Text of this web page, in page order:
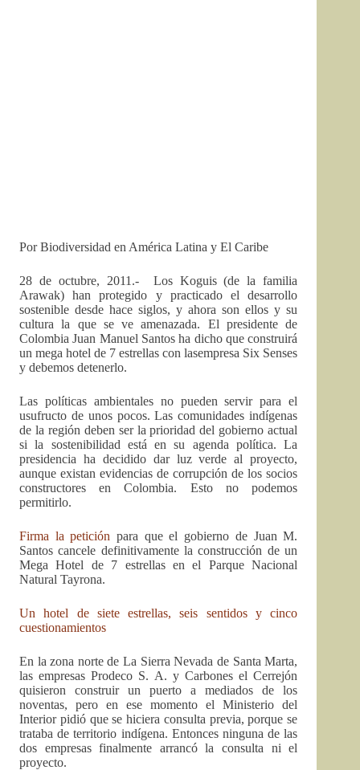
Por Biodiversidad en América Latina y El Caribe
28 de octubre, 2011.-
Los Koguis (de la familia
Arawak) han protegido y practicado el desarrollo
sostenible desde hace siglos, y ahora son ellos y su
cultura la que se ve amenazada. El presidente de
Colombia Juan Manuel Santos ha dicho que construirá
un mega hotel de 7 estrellas con lasempresa Six Senses
y debemos detenerlo.
Las políticas ambientales no pueden servir para el
usufructo de unos pocos. Las comunidades indígenas
de la región deben ser la prioridad del gobierno actual
si la sostenibilidad está en su agenda política. La
presidencia ha decidido dar luz verde al proyecto,
aunque existan evidencias de corrupción de los socios
constructores en Colombia. Esto no podemos
permitirlo.
Firma la petición para que el gobierno de Juan M.
Santos cancele definitivamente la construcción de un
Mega Hotel de 7 estrellas en el Parque Nacional
Natural Tayrona.
Un hotel de siete estrellas, seis sentidos y cinco
cuestionamientos
En la zona norte de La Sierra Nevada de Santa Marta,
las empresas Prodeco S. A. y Carbones el Cerrejón
quisieron construir un puerto a mediados de los
noventas, pero en ese momento el Ministerio del
Interior pidió que se hiciera consulta previa, porque se
trataba de territorio indígena. Entonces ninguna de las
dos empresas finalmente arrancó la consulta ni el
proyecto.